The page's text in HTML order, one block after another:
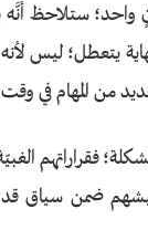
واحد؛ ستلاحظ أنَّه
يتعطل؛ ليس
من المهام في
فقراراتهم
عيشهم ضمن